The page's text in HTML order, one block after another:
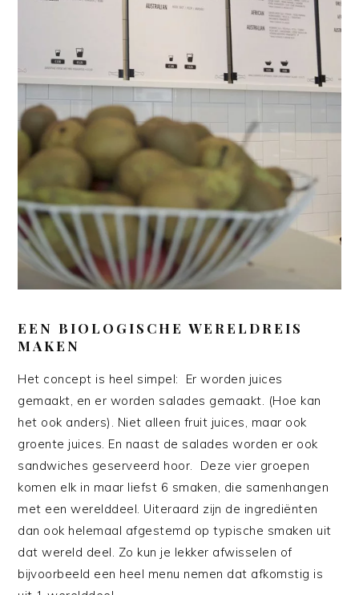
EEN BIOLOGISCHE WERELDREIS
MAKEN
Het concept is heel simpel: Er worden juices
gemaakt, en er worden salades gemaakt. (Hoe kan
het ook anders). Niet alleen fruit juices, maar ook
groente juices. En naast de salades worden er ook
sandwiches geserveerd hoor. Deze vier groepen
komen elk in maar liefst 6 smaken, die samenhangen
met een werelddeel. Uiteraard zijn de ingrediënten
dan ook helemaal afgestemd op typische smaken uit
dat wereld deel. Zo kun je lekker afwisselen of
bijvoorbeeld een heel menu nemen dat afkomstig is